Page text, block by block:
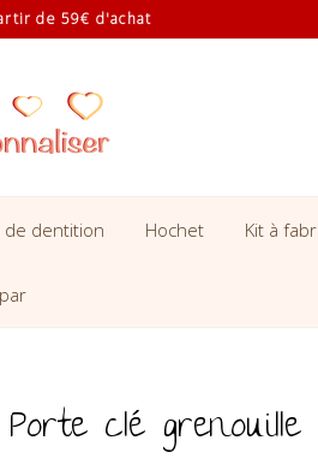
de 59€ d'achat
de dentition Hochet Kit à
Porte clé